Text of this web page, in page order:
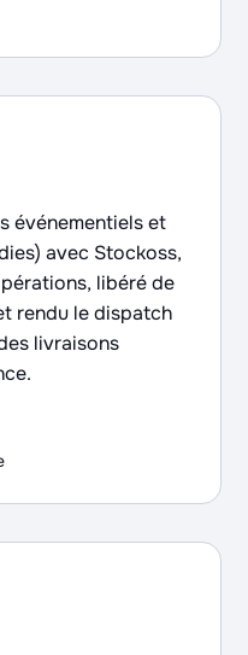
événementiels et
avec Stockoss,
libéré de
rendu le dispatch
livraisons